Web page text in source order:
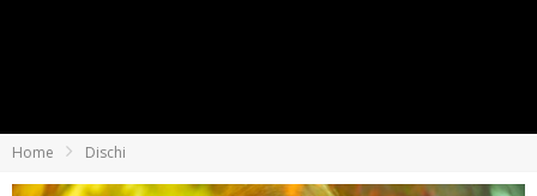
Home Dischi